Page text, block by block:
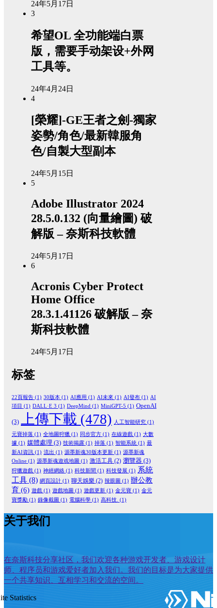
24年5月17日
3
希望OL 全功能端白票
版，需要手动架设+外网
工具等。
24年4月24日
4
[榮耀]-GE王者之劍-獨家
姿勢/角色/最新韓服角
色/自製大型副本
24年5月15日
5
Adobe Illustrator 2024
28.5.0.132 (向量繪圖) 破
解版 – 奈斯科技軟體
24年5月17日
6
Acronis Cyber Protect
Home Office
28.3.1.41126 破解版 – 奈
斯科技軟體
24年5月17日
标签
22頁報告 (1) 30版本 (1) AI應用 (1) AI未來 (1) AI發布 (1) AI
項目 (1) DALL·E 3 (1) DeepMind (1) MiniGPT-5 (1) OpenAI
(3) 上傳下載 (478) 人工智能研究 (1)
元寶掉落 (1) 全地圖狩獵 (1) 同步官方 (1) 在線遊戲 (1) 大數
據 (1) 媒體處理 (3) 技術揭露 (1) 掉落 (1) 智能系統 (1) 最
新AI資訊 (1) 流出 (1) 源墨新魂30版本更新 (1) 源墨新魂
Online (1) 源墨新魂遊戏地圖 (1) 激活工具 (2) 瀏覽器 (3)
狩獵遊戲 (1) 神經網絡 (1) 科技新聞 (1) 科技發展 (1) 系統
工具 (8) 網頁設計 (1) 聊天娛樂 (2) 辣眼圖 (1) 辦公教
育 (6) 遊戲 (1) 遊戲地圖 (1) 遊戲更新 (1) 金元寶 (1) 金元
寶獎勵 (1) 錄像截圖 (1) 電腦科學 (1) 高科技. (1)
关于我们
在奈斯科技分享社区，我们欢迎各种游戏开发者、游戏设计
师、程序员和游戏爱好者加入我们。我们的目标是为大家提供
一个共享知识、互相学习和交流的空间。
Statistics